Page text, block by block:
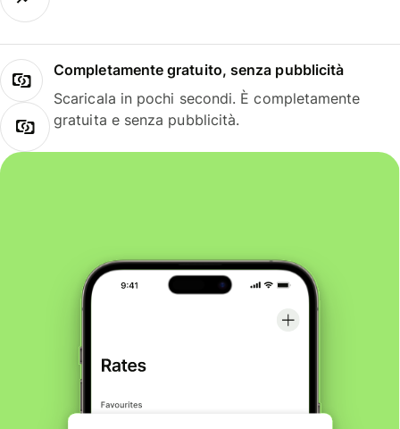
Completamente gratuito, senza pubblicità
Scaricala in pochi secondi. È completamente
gratuita e senza pubblicità.